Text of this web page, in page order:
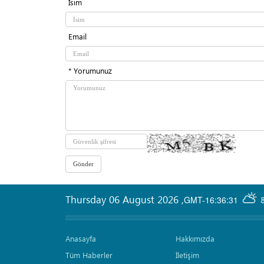
İsim
Email
* Yorumunuz
GMT-16:36:31
Thursday 06 August 2026 ,
Anasayfa
Tüm Haberler
Hakkımızda
İletişim